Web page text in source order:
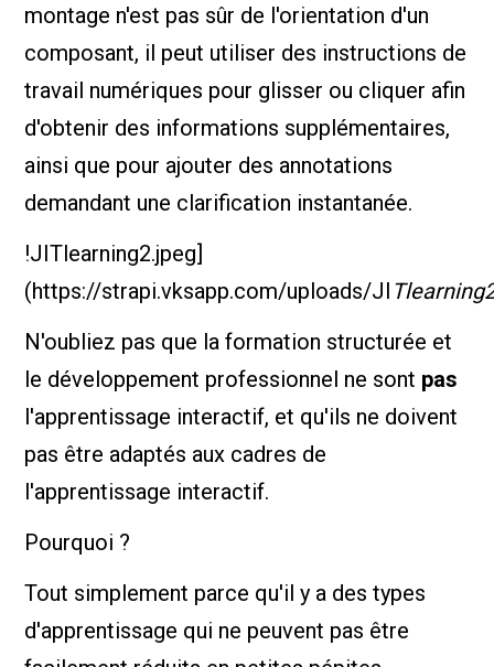
montage n'est pas sûr de l'orientation d'un
composant, il peut utiliser des instructions de
travail numériques pour glisser ou cliquer afin
d'obtenir des informations supplémentaires,
ainsi que pour ajouter des annotations
demandant une clarification instantanée.
!JITlearning2.jpeg]
(https://strapi.vksapp.com/uploads/JI
N'oubliez pas que la formation structurée et
le développement professionnel ne sont pas
l'apprentissage interactif, et qu'ils ne doivent
pas être adaptés aux cadres de
l'apprentissage interactif.
Pourquoi ?
Tout simplement parce qu'il y a des types
d'apprentissage qui ne peuvent pas être